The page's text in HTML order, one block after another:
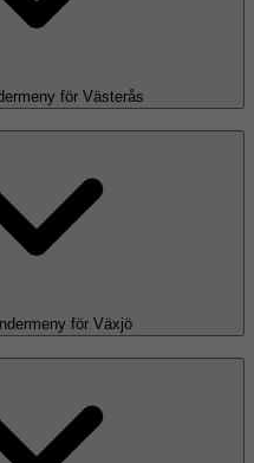
för Västerås
för Växjö